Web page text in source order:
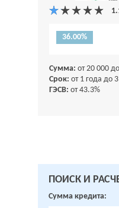
36.00%
Сумма: от 20 000
Срок: от 1 года до
ГЭСВ: от 43.3%
ПОИСК И
Сумма кредита: